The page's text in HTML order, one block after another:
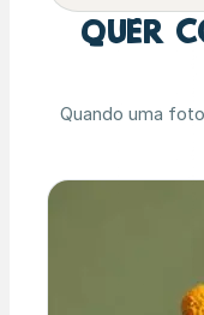
Quer
Quando uma